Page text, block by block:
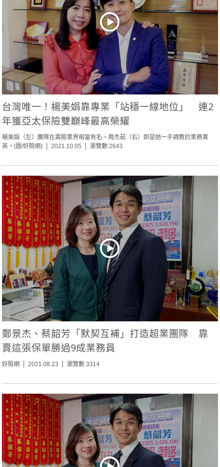
台灣唯一！楊美娟靠專業「站穩一線地位」 連2
年獲亞太保險雙巔峰最高榮耀
楊美娟（左）團隊在壽險業界相當有名，周杰茹（右）即是她一手調教的業務菁
英。(圖/好險網)
2021.10.05 瀏覽數:2643
鄭景杰、蔡韶芳「默契互補」打造超業團隊 靠
賣這張保單勝過9成業務員
好險網 2021.08.23 瀏覽數:3314